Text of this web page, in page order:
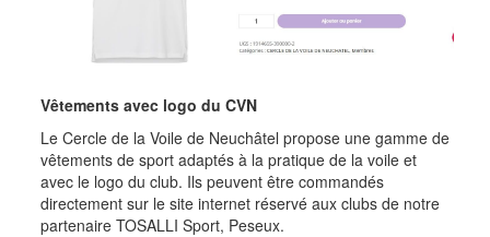
Vêtements avec logo du CVN
Le Cercle de la Voile de Neuchâtel propose une gamme de
vêtements de sport adaptés à la pratique de la voile et
avec le logo du club. Ils peuvent être commandés
directement sur le site internet réservé aux clubs de notre
partenaire TOSALLI Sport, Peseux.